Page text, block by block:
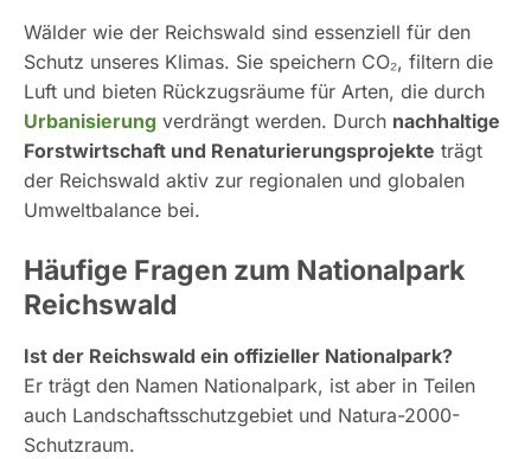
Wälder wie der Reichswald sind essenziell für den
Schutz unseres Klimas. Sie speichern CO₂, filtern die
Luft und bieten Rückzugsräume für Arten, die durch
Urbanisierung verdrängt werden. Durch nachhaltige
Forstwirtschaft und Renaturierungsprojekte trägt
der Reichswald aktiv zur regionalen und globalen
Umweltbalance bei.
Häufige Fragen zum Nationalpark
Reichswald
Ist der Reichswald ein offizieller Nationalpark?
Er trägt den Namen Nationalpark, ist aber in Teilen
auch Landschaftsschutzgebiet und Natura-2000-
Schutzraum.